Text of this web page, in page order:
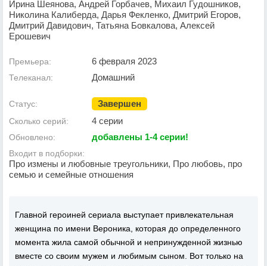
Ирина Шеянова, Андрей Горбачев, Михаил Гудошников,
Николина Калиберда, Дарья Фекленко, Дмитрий Егоров,
Дмитрий Давидович, Татьяна Бовкалова, Алексей
Ерошевич
Премьера: 6 февраля 2023
Телеканал: Домашний
Статус: Завершен
Сколько серий: 4 серии
Обновлено: добавлены 1-4 серии!
Входит в подборки:
Про измены и любовные треугольники, Про любовь, про
семью и семейные отношения
Главной героиней сериала выступает привлекательная
женщина по имени Вероника, которая до определенного
момента жила самой обычной и непринужденной жизнью
вместе со своим мужем и любимым сыном. Вот только на